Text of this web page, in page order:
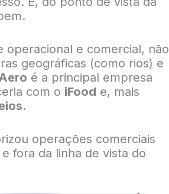
operacional e comercial, não
geográficas (como rios) e
é a principal empresa
com o iFood e, mais
.
operações comerciais
fora da linha de vista do